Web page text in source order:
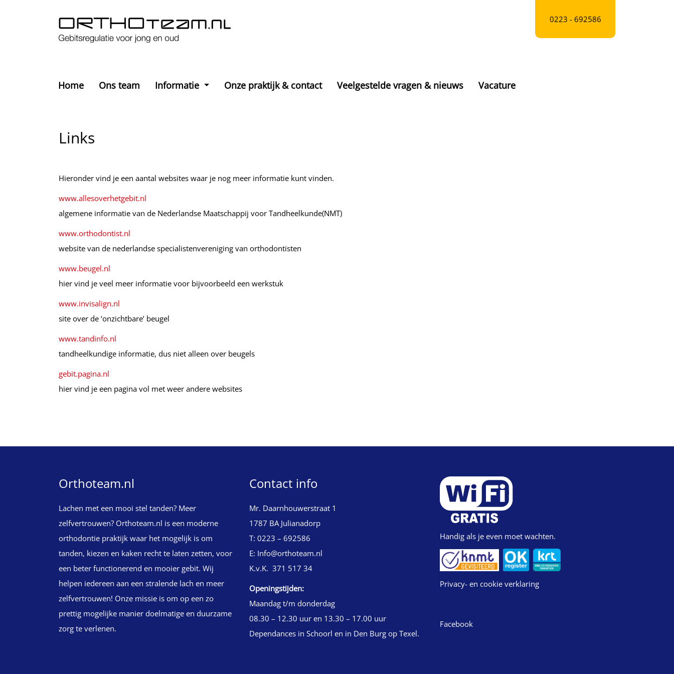
0223 - 692586
Home Ons team Informatie Onze praktijk & contact Veelgestelde vragen & nieuws Vacature
Links
Hieronder vind je een aantal websites waar je nog meer informatie kunt vinden.
www.allesoverhetgebit.nl
algemene informatie van de Nederlandse Maatschappij voor Tandheelkunde(NMT)
www.orthodontist.nl
website van de nederlandse specialistenvereniging van orthodontisten
www.beugel.nl
hier vind je veel meer informatie voor bijvoorbeeld een werkstuk
www.invisalign.nl
site over de ‘onzichtbare’ beugel
www.tandinfo.nl
tandheelkundige informatie, dus niet alleen over beugels
gebit.pagina.nl
hier vind je een pagina vol met weer andere websites
Orthoteam.nl
Lachen met een mooi stel tanden? Meer
zelfvertrouwen? Orthoteam.nl is een moderne
orthodontie praktijk waar het mogelijk is om
tanden, kiezen en kaken recht te laten zetten, voor
een beter functionerend en mooier gebit. Wij
helpen iedereen aan een stralende lach en meer
zelfvertrouwen! Onze missie is om op een zo
prettig mogelijke manier doelmatige en duurzame
zorg te verlenen.
Contact info
Mr. Daarnhouwerstraat 1
1787 BA Julianadorp
T: 0223 – 692586
E: Info@orthoteam.nl
K.v.K. 371 517 34
Openingstijden:
Maandag t/m donderdag
08.30 – 12.30 uur en 13.30 – 17.00 uur
Dependances in Schoorl en in Den Burg op Texel.
Handig als je even moet wachten.
Privacy- en cookie verklaring
Facebook